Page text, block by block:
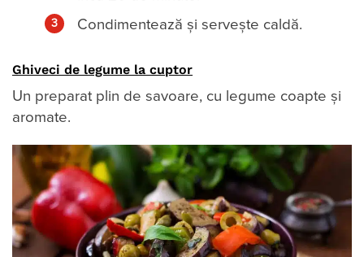
Condimentează și servește caldă.
Ghiveci de legume la cuptor
Un preparat plin de savoare, cu legume coapte și
aromate.